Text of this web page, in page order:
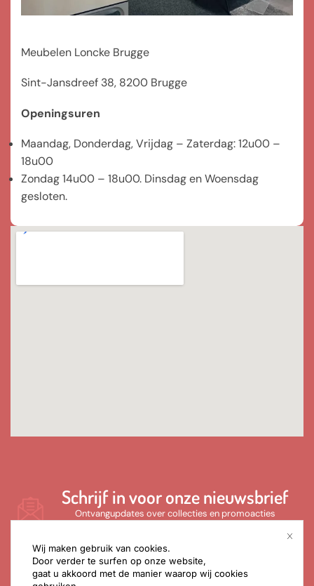
Wij maken gebruik van cookies.
Door verder te surfen op onze website,
gaat u akkoord met de manier waarop wij cookies
Meubelen Loncke Brugge
Sint-Jansdreef 38, 8200 Brugge
Openingsuren
Maandag, Donderdag, Vrijdag – Zaterdag: 12u00 –
18u00
Zondag 14u00 – 18u00. Dinsdag en Woensdag
gesloten.
Schrijf in voor onze nieuwsbrief
Ontvangupdates over collecties en promoacties